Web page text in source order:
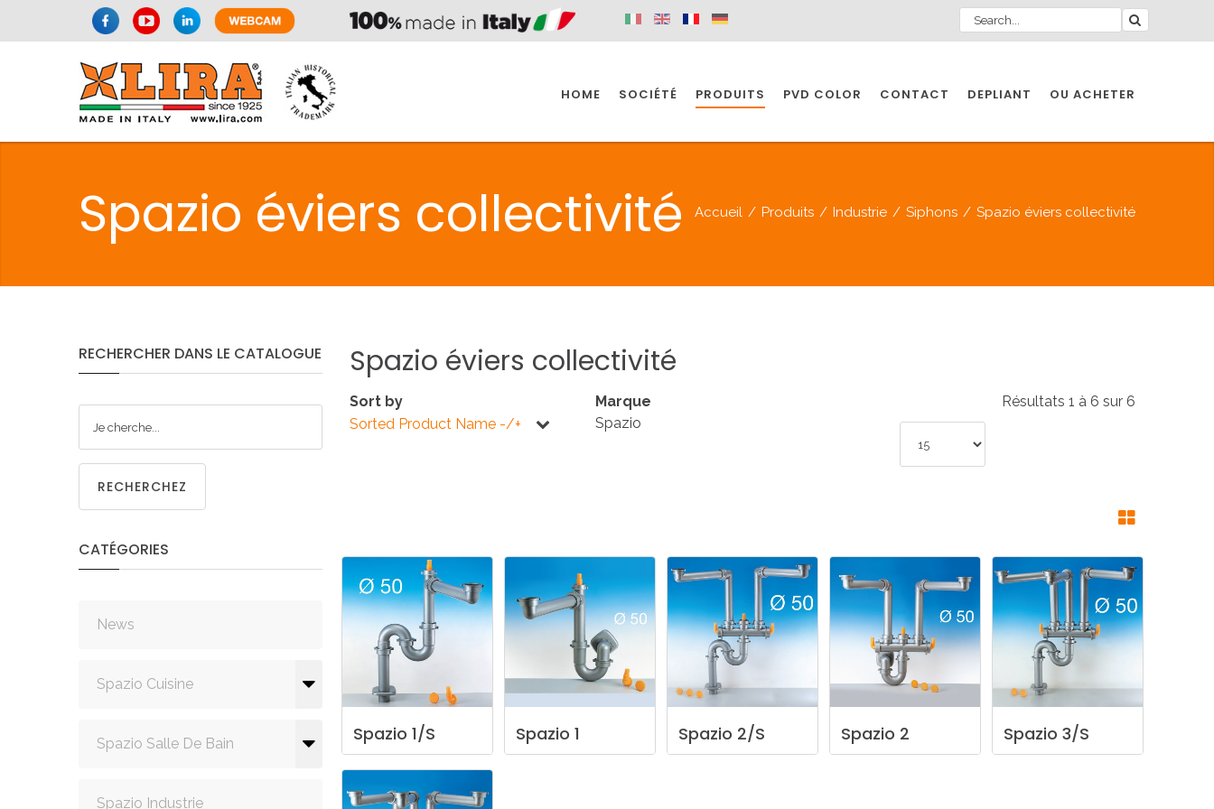
HOME SOCIÉTÉ PRODUITS
SPAZIO CUISINE SPAZIO BAIN SPAZIO INDUSTRIE
CUISINE SALLE DE BAIN
PMR BONDES ACCESSORIES
NEWS 2025
PVD COLOR CONTACT DEPLIANT
OU ACHETER
Spazio éviers collectivité Accueil / Produits / Industrie / Siphons / Spazio éviers collectivité
RECHERCHER DANS LE CATALOGUE
RECHERCHEZ
CATÉGORIES
News
Spazio Cuisine
Spazio Salle De Bain
Spazio Industrie
Spazio éviers collectivité
Sort by
Sorted Product Name -/+
Marque
Spazio
Résultats 1 à 6 sur 6
Spazio 1/S Spazio 1 Spazio 2/S Spazio 2 Spazio 3/S